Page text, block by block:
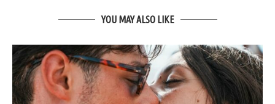
YOU MAY ALSO LIKE